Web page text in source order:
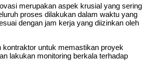
merupakan aspek krusial yang sering
proses dilakukan dalam waktu yang
dengan jam kerja yang diizinkan oleh
kontraktor untuk memastikan proyek
lakukan monitoring berkala terhadap